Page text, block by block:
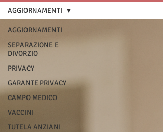
AGGIORNAMENTI
SEPARAZIONE E
DIVORZIO
PRIVACY
GARANTE PRIVACY
CAMPO MEDICO
VACCINI
TUTELA ANZIANI
AGGIORNAMENTI